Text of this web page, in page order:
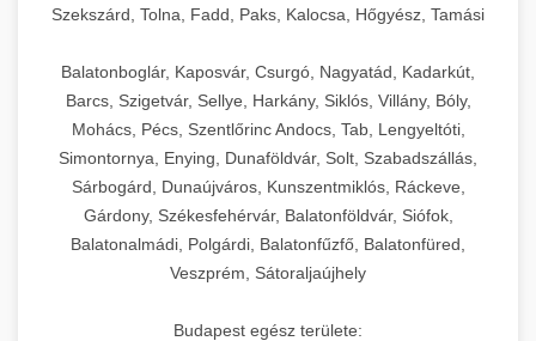
aikampany.hu AI hirdetési automatizálás
konyhák számára. Masszív konstrukció
megbízható teljesítményhez.
chef-iparikonyhagepek.hu
kereskedelmi tésztakeverő
🔪 21. Ipari Szeletelőgép +
Ipari hús- és sajtszeletelő gépek professzionális
élelmiszer-előkészítéshez. Precíziós vágás
állítható vastagság beállítással.
chef-iparikonyhagepek.hu
professzionális élelmiszer szeletelő
📦 22. Vákuumozó Gép +
Kereskedelmi vákuumcsomagoló berendezések
élelmiszerek tartósításához. Hosszabbítsa a
szavatossági időt és tartsa meg a termék
frissességét.
🎁 23. Vákuumfóliázó Gép +
Ipari vákuumfóliázó gépek professzionális
Hatékony lezárási és tartósítási megoldások.
Szekszárd, Tolna, Fadd, Paks, Kalocsa, Hőgyész, Tamási
Balatonboglár, Kaposvár, Csurgó, Nagyatád, Kadarkút,
Barcs, Szigetvár, Sellye, Harkány, Siklós, Villány, Bóly,
Mohács, Pécs, Szentlőrinc Andocs, Tab, Lengyeltóti,
Simontornya, Enying, Dunaföldvár, Solt, Szabadszállás,
Sárbogárd, Dunaújváros, Kunszentmiklós, Ráckeve,
Gárdony, Székesfehérvár, Balatonföldvár, Siófok,
Balatonalmádi, Polgárdi, Balatonfűzfő, Balatonfüred,
Veszprém, Sátoraljaújhely
Budapest egész területe: